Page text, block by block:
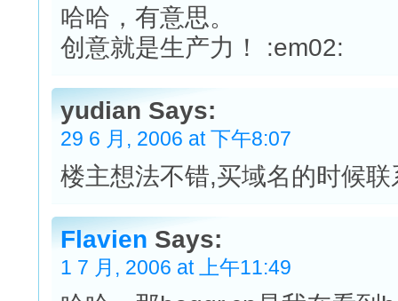
哈哈，有意思。
创意就是生产力！ :em02:
yudian Says:
29 6 月, 2006 at 下午8:07
楼主想法不错,买域名的时候
Flavien Says:
1 7 月, 2006 at 上午11:49